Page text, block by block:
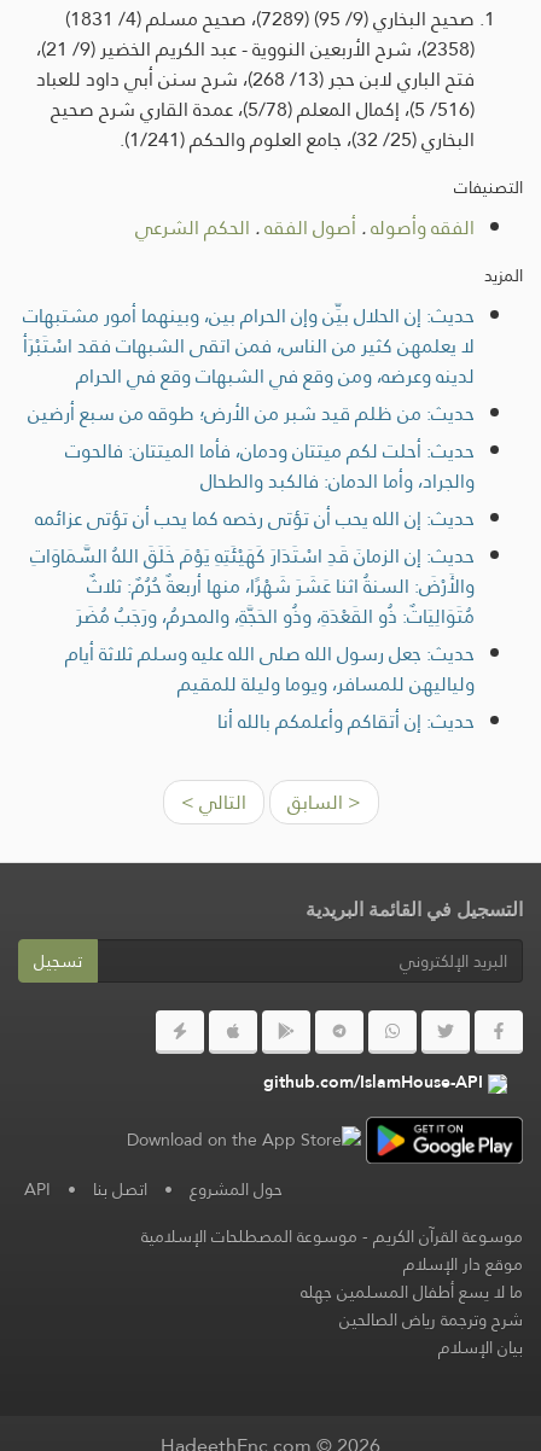
صحيح البخاري (9/ 95) (7289)، صحيح مسلم (4/ 1831)
(2358)، شرح الأربعين النووية - عبد الكريم الخضير (9/ 21)،
فتح الباري لابن حجر (13/ 268)، شرح سنن أبي داود للعباد
(516/ 5)، إكمال المعلم (5/78)، عمدة القاري شرح صحيح
البخاري (25/ 32)، جامع العلوم والحكم (1/241).
التصنيفات
الفقه وأصوله. أصول الفقه. الحكم الشرعي
المزيد
حديث: إن الحلال بيِّن وإن الحرام بين، وبينهما أمور مشتبهات
لا يعلمهن كثير من الناس، فمن اتقى الشبهات فقد اسْتَبْرَأ
لدينه وعرضه، ومن وقع في الشبهات وقع في الحرام
حديث: من ظلم قيد شبر من الأرض؛ طوقه من سبع أرضين
حديث: أحلت لكم ميتتان ودمان، فأما الميتتان: فالحوت
والجراد، وأما الدمان: فالكبد والطحال
حديث: إن الله يحب أن تؤتى رخصه كما يحب أن تؤتى عزائمه
حديث: إن الزمانَ قَدِ اسْتَدَارَ كَهَيْئَتِهِ يَوْمَ خَلَقَ اللهُ السَّمَاوَاتِ
والأَرْضَ: السنةُ اثنا عَشَرَ شَهْرًا، منها أربعةٌ حُرُمٌ: ثلاثٌ
مُتَوَالِيَاتٌ: ذُو القَعْدَةِ، وذُو الحَجَّةِ، والمحرمُ، ورَجَبُ مُضَرَ
حديث: جعل رسول الله صلى الله عليه وسلم ثلاثة أيام
ولياليهن للمسافر، ويوما وليلة للمقيم
حديث: إن أتقاكم وأعلمكم بالله أنا
< السابق التالي >
التسجيل في القائمة البريدية
تسجيل
github.com/IslamHouse-API
حول المشروع • اتصل بنا •
API
موسوعة القرآن الكريم-موسوعة المصطلحات الإسلامية
موقع دار الإسلام
ما لا يسع أطفال المسلمين جهله
شرح وترجمة رياض الصالحين
بيان الإسلام